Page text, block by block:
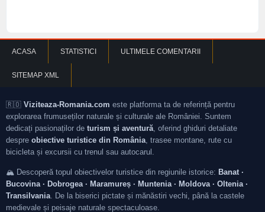
ACASA STATISTICI ULTIMELE COMENTARII
SITEMAP XML
🇷🇴 Viziteaza-Romania.com este platforma ta de referință pentru
explorarea frumuseților naturale și culturale ale României. Suntem
dedicați pasionaților de turism și aventură , oferind ghiduri detaliate
despre obiective turistice din România , trasee montane, rute cu
bicicleta și excursii cu trenul sau autocarul.
🏔️ Descoperă topul obiectivelor turistice din regiunile istorice: Banat ·
Bucovina · Dobrogea · Maramureș · Muntenia · Moldova · Oltenia ·
Transilvania . De la biserici pictate și mănăstiri vechi, până la castele
medievale și peisaje naturale spectaculoase.